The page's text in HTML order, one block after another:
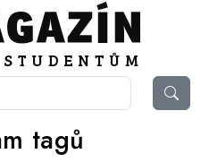
tagů